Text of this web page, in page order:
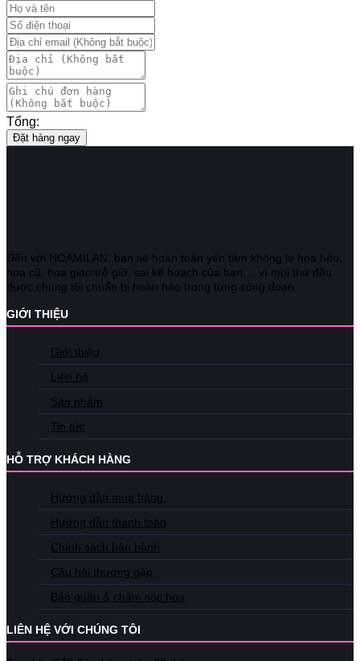
Tổng:
Đặt hàng ngay
Đến với HOAMILAN, bạn sẽ hoàn toàn yên tâm không lo hoa héo,
hoa cũ, hoa giao trễ giờ, sai kế hoạch của bạn,... vì mọi thứ đều
được chúng tôi chuẩn bị hoàn hảo trong từng công đoạn.
GIỚI THIỆU
Giới thiệu
Liên hệ
Sản phẩm
Tin tức
HỖ TRỢ KHÁCH HÀNG
Hướng dẫn mua hàng
Hướng dẫn thanh toán
Chính sách bảo hành
Câu hỏi thường gặp
Bảo quản & chăm sóc hoa
LIÊN HỆ VỚI CHÚNG TÔI